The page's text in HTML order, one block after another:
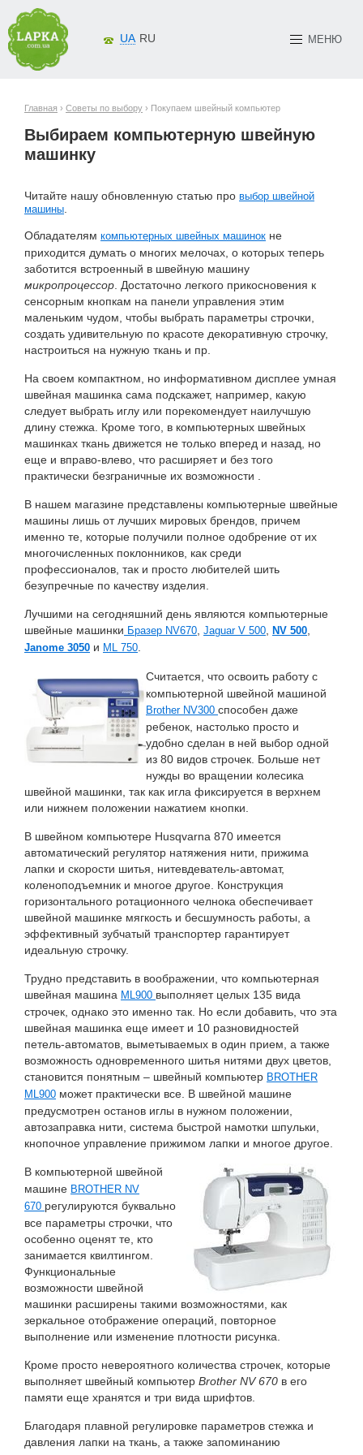
МЕНЮ
UA RU
Главная › Советы по выбору › Покупаем швейный компьютер
Выбираем компьютерную швейную
машинку
Читайте нашу обновленную статью про выбор швейной
машины
Обладателям компьютерных швейных машинок не
приходится думать о многих мелочах, о которых теперь
заботится встроенный в швейную машину
микропроцессор . Достаточно легкого прикосновения к
сенсорным кнопкам на панели управления этим
маленьким чудом, чтобы выбрать параметры строчки,
создать удивительную по красоте декоративную строчку,
настроиться на нужную ткань и пр.
На своем компактном, но информативном дисплее умная
швейная машинка сама подскажет, например, какую
следует выбрать иглу или порекомендует наилучшую
длину стежка. Кроме того, в компьютерных швейных
машинках ткань движется не только вперед и назад, но
еще и вправо-влево, что расширяет и без того
практически безграничные их возможности .
В нашем магазине представлены компьютерные швейные
машины лишь от лучших мировых брендов, причем
именно те, которые получили полное одобрение от их
многочисленных поклонников, как среди
профессионалов, так и просто любителей шить
безупречные по качеству изделия.
Лучшими на сегодняшний день являются компьютерные
швейные машинки Бразер NV670 Jaguar V 500 NV 500
Janome 3050 и ML 750
Считается, что освоить работу с
компьютерной швейной машиной
Brother NV300 способен даже
ребенок, настолько просто и
удобно сделан в ней выбор одной
из 80 видов строчек. Больше нет
нужды во вращении колесика
швейной машинки, так как игла фиксируется в верхнем
или нижнем положении нажатием кнопки.
В швейном компьютере Husqvarna 870 имеется
автоматический регулятор натяжения нити, прижима
лапки и скорости шитья, нитевдеватель-автомат,
коленоподъемник и многое другое. Конструкция
горизонтального ротационного челнока обеспечивает
швейной машинке мягкость и бесшумность работы, а
эффективный зубчатый транспортер гарантирует
идеальную строчку.
Трудно представить в воображении, что компьютерная
швейная машина ML900 выполняет целых 135 вида
строчек, однако это именно так. Но если добавить, что эта
швейная машинка еще имеет и 10 разновидностей
петель-автоматов, выметываемых в один прием, а также
возможность одновременного шитья нитями двух цветов,
становится понятным – швейный компьютер BROTHER
ML900 может практически все. В швейной машине
предусмотрен останов иглы в нужном положении,
автозаправка нити, система быстрой намотки шпульки,
кнопочное управление прижимом лапки и многое другое.
В компьютерной швейной
машине BROTHER NV
670 регулируются буквально
все параметры строчки, что
особенно оценят те, кто
занимается квилтингом.
Функциональные
возможности швейной
машинки расширены такими возможностями, как
зеркальное отображение операций, повторное
выполнение или изменение плотности рисунка.
Кроме просто невероятного количества строчек, которые
выполняет швейный компьютер Brother NV 670 в его
памяти еще хранятся и три вида шрифтов.
Благодаря плавной регулировке параметров стежка и
давления лапки на ткань, а также запоминанию